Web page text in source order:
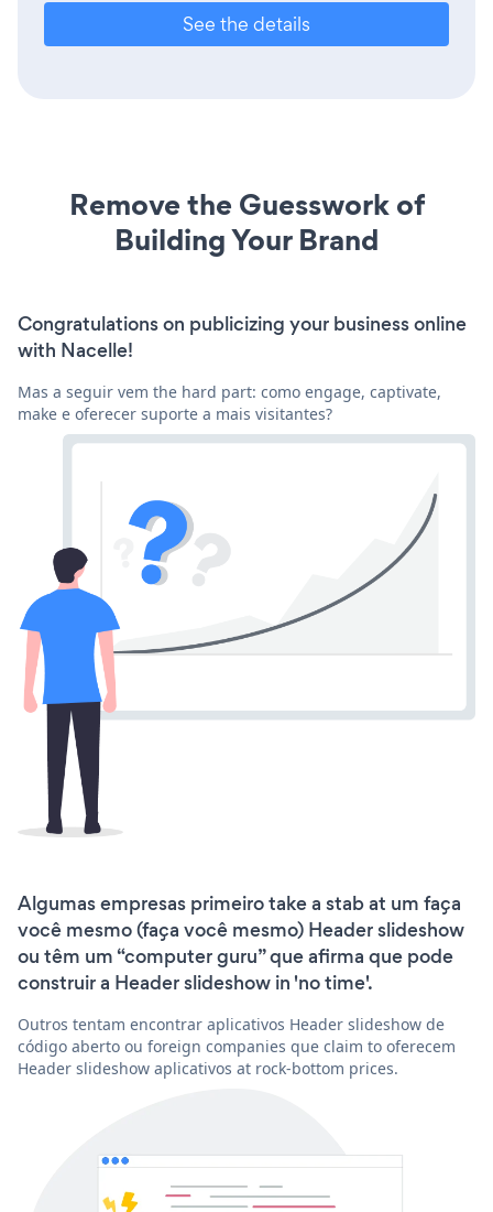
See the details
Remove the Guesswork of
Building Your Brand
Congratulations on publicizing your business online
with Nacelle!
Mas a seguir vem the hard part: como engage, captivate,
make e oferecer suporte a mais visitantes?
Algumas empresas primeiro take a stab at um faça
você mesmo (faça você mesmo) Header slideshow
ou têm um “computer guru” que afirma que pode
construir a Header slideshow in 'no time'.
Outros tentam encontrar aplicativos Header slideshow de
código aberto ou foreign companies que claim to oferecem
Header slideshow aplicativos at rock-bottom prices.